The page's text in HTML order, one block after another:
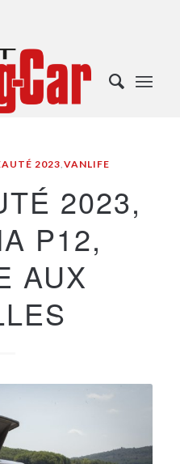
2023,VANLIFE
2023,
P12,
AUX